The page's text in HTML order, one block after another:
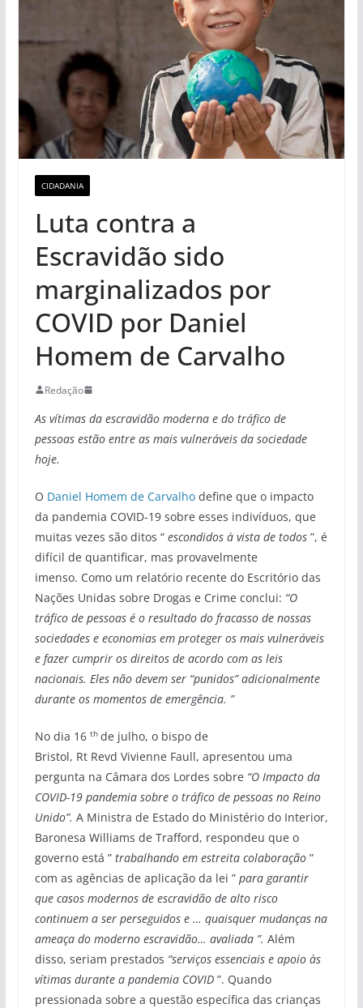
CIDADANIA
Luta contra a
Escravidão sido
marginalizados por
COVID por Daniel
Homem de Carvalho
Redação
As vítimas da escravidão moderna e do tráfico de
pessoas estão entre as mais vulneráveis ​​da sociedade
hoje.
O Daniel Homem de Carvalhodefine que o impacto
da pandemia COVID-19 sobre esses indivíduos, que
muitas vezes são ditos “ escondidos à vista de todos ”, é
difícil de quantificar, mas provavelmente
imenso. Como um relatório recente do Escritório das
Nações Unidas sobre Drogas e Crime conclui: “O
tráfico de pessoas é o resultado do fracasso de nossas
sociedades e economias em proteger os mais vulneráveis ​​
e fazer cumprir os direitos de acordo com as leis
nacionais. Eles não devem ser “punidos” adicionalmente
durante os momentos de emergência. ”
No dia 16 th de julho, o bispo de
Bristol, Rt Revd Vivienne Faull, apresentou uma
pergunta na Câmara dos Lordes sobre “O Impacto da
COVID-19 pandemia sobre o tráfico de pessoas no Reino
Unido”. A Ministra de Estado do Ministério do Interior,
Baronesa Williams de Trafford, respondeu que o
governo está ” trabalhando em estreita colaboração ”
com as agências de aplicação da lei ” para garantir
que casos modernos de escravidão de alto risco
continuem a ser perseguidos e … quaisquer mudanças na
ameaça do moderno escravidão… avaliada ”. Além
disso, seriam prestados “serviços essenciais e apoio às
vítimas durante a pandemia COVID ”. Quando
pressionada sobre a questão específica das crianças